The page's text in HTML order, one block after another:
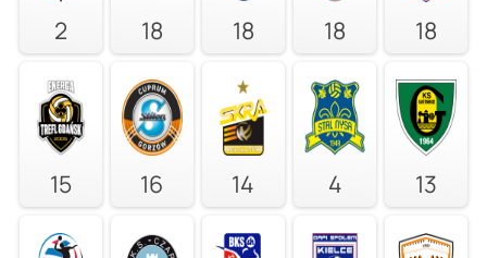
2 18 18 18 18
15 16 14 4 13